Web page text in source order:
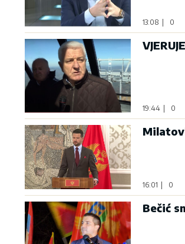
13:08 0
19:44 | 0
16:01 | 0
Bečić